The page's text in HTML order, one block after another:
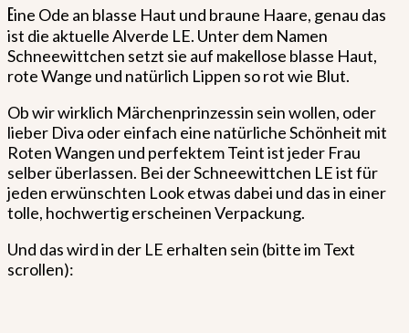
Eine Ode an blasse Haut und braune Haare, genau das
ist die aktuelle Alverde LE. Unter dem Namen
Schneewittchen setzt sie auf makellose blasse Haut,
rote Wange und natürlich Lippen so rot wie Blut.
Ob wir wirklich Märchenprinzessin sein wollen, oder
lieber Diva oder einfach eine natürliche Schönheit mit
Roten Wangen und perfektem Teint ist jeder Frau
selber überlassen. Bei der Schneewittchen LE ist für
jeden erwünschten Look etwas dabei und das in einer
tolle, hochwertig erscheinen Verpackung.
Und das wird in der LE erhalten sein (bitte im Text
scrollen):